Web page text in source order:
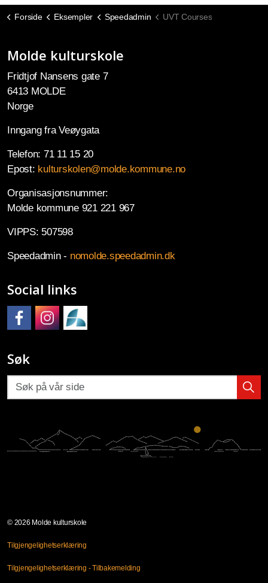
Forside Eksempler Speedadmin UVT Courses
Molde kulturskole
Fridtjof Nansens gate 7
6413 MOLDE
Norge
Inngang fra Veøygata
Telefon: 71 11 15 20
Epost: kulturskolen@molde.kommune.no
Organisasjonsnummer:
Molde kommune 921 221 967
VIPPS: 507598
Speedadmin - nomolde.speedadmin.dk
Social links
Søk
© 2026 Molde kulturskole
Tilgjengelighetserklæring
Tilgjengelighetserklæring - Tilbakemelding